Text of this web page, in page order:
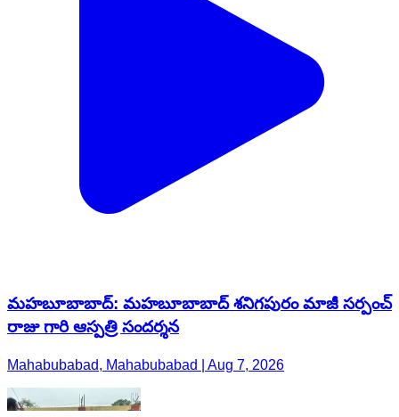
మహబూబాబాద్: మహబూబాబాద్ శనిగపురం మాజీ సర్పంచ్
రాజు గారి ఆస్పత్రి సందర్శన
Mahabubabad, Mahabubabad | Aug 7, 2026